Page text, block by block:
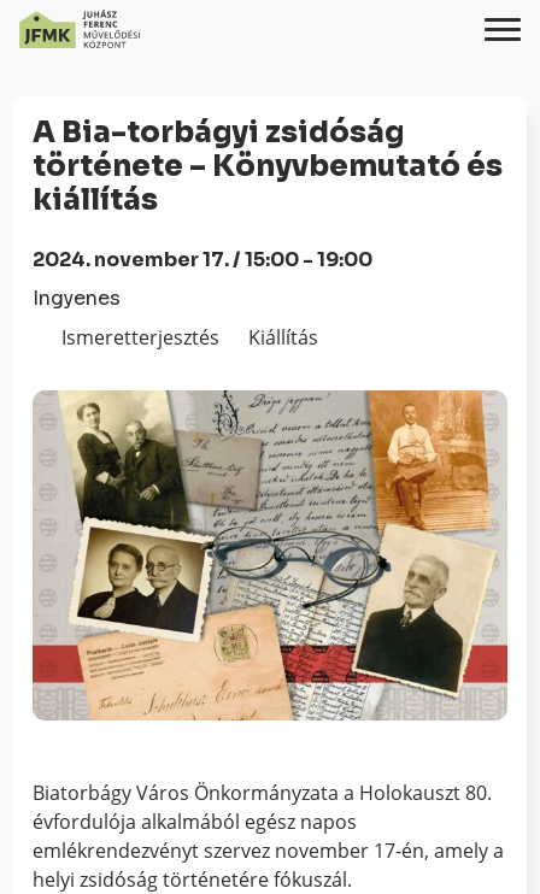
Content
navigációhoz
A Bia-torbágyi zsidóság
története – Könyvbemutató és
kiállítás
2024. november 17. / 15:00 - 19:00
Ingyenes
Ismeretterjesztés Kiállítás
Biatorbágy Város Önkormányzata a Holokauszt 80.
évfordulója alkalmából egész napos
emlékrendezvényt szervez november 17-én, amely a
helyi zsidóság történetére fókuszál.